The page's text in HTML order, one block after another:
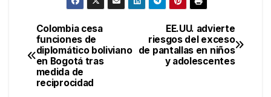
Navegación
de
entradas
EE.UU. advierte
riesgos del exceso
de pantallas en niños
y adolescentes
Colombia cesa
funciones de
diplomático boliviano
en Bogotá tras
medida de
reciprocidad